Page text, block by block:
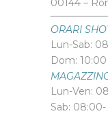
00144 –
ORARI
Lun-Sab:
Dom: 10:00
Lun-Ven:
Sab: 08:00-